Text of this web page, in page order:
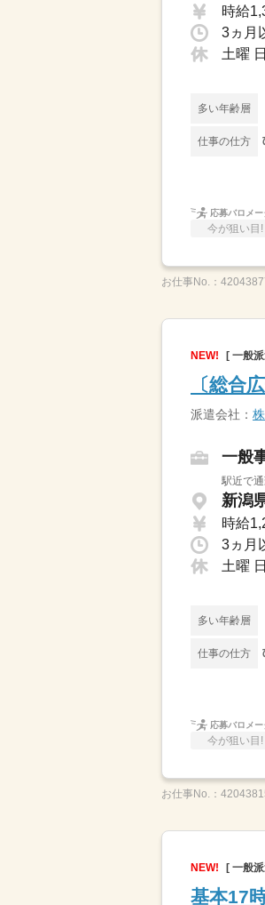
時給
土曜
多い年齢層
仕事の仕方
応募バロメ
今が狙い目!
お仕事No.：
NEW! [ 一般
〔総合
派遣会社：
一般
駅近で
新潟
時給
土曜
多い年齢層
仕事の仕方
応募バロメ
今が狙い目!
お仕事No.：
NEW! [ 一般
基本17